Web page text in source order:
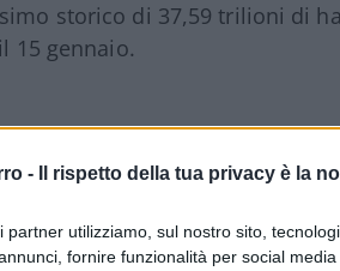
- Il rispetto della tua privacy è la
partner utilizziamo, sul nostro sito,
fornire funzionalità per social
storico di 37,59 trilioni di
15 gennaio.
di calcolo che viene
a confermare le